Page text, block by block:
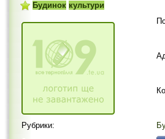
Будинок культури
Рубрики: